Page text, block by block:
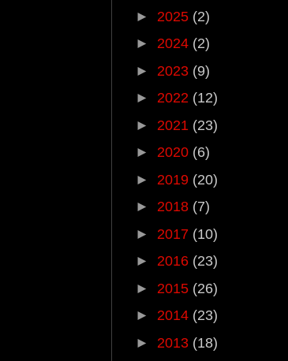
► 2025 (2)
► 2024 (2)
► 2023 (9)
► 2022 (12)
► 2021 (23)
► 2020 (6)
► 2019 (20)
► 2018 (7)
► 2017 (10)
► 2016 (23)
► 2015 (26)
► 2014 (23)
► 2013 (18)